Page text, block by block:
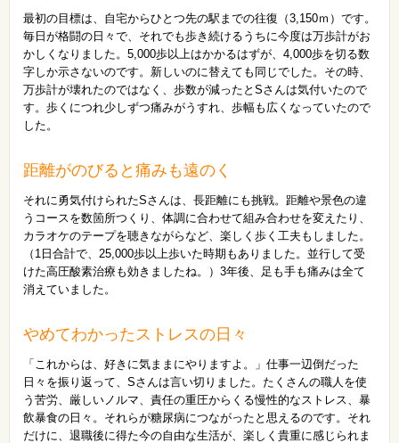
最初の目標は、自宅からひとつ先の駅までの往復（3,150ｍ）です。
毎日が格闘の日々で、それでも歩き続けるうちに今度は万歩計がお
かしくなりました。5,000歩以上はかかるはずが、4,000歩を切る数
字しか示さないのです。新しいのに替えても同じでした。その時、
万歩計が壊れたのではなく、歩数が減ったとSさんは気付いたので
す。歩くにつれ少しずつ痛みがうすれ、歩幅も広くなっていたので
した。
距離がのびると痛みも遠のく
それに勇気付けられたSさんは、長距離にも挑戦。距離や景色の違
うコースを数箇所つくり、体調に合わせて組み合わせを変えたり、
カラオケのテープを聴きながらなど、楽しく歩く工夫もしました。
（1日合計で、25,000歩以上歩いた時期もありました。並行して受
けた高圧酸素治療も効きましたね。）3年後、足も手も痛みは全て
消えていました。
やめてわかったストレスの日々
「これからは、好きに気ままにやりますよ。」仕事一辺倒だった
日々を振り返って、Sさんは言い切りました。たくさんの職人を使
う苦労、厳しいノルマ、責任の重圧からくる慢性的なストレス、暴
飲暴食の日々。それらが糖尿病につながったと思えるのです。それ
だけに、退職後に得た今の自由な生活が、楽しく貴重に感じられま